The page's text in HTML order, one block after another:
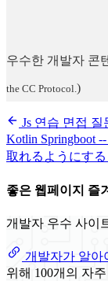
우수한 개발자 콘
the CC Protocol.)
Js 연습 면접 질
Kotlin Springboot
取れるようにする
좋은 웹페이지 즐
개발자 우수 사이
개발자가 알아
위해 100개의 자